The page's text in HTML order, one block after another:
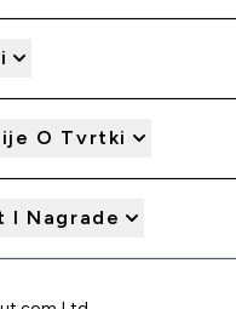
O Tvrtki
I Nagrade